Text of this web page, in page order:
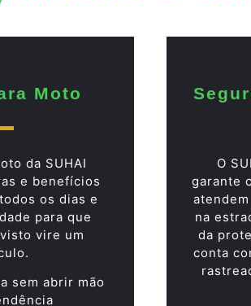
Moto
da SUHAI
e benefícios
os dias e
para que
vire um
sem abrir mão
O
garante
na
da
conta